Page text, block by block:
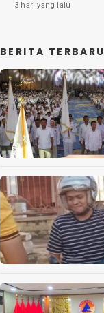
3 hari yang lalu
BERITA TERBARU